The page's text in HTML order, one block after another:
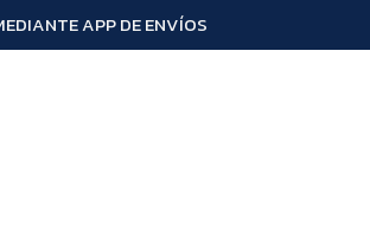
APP DE ENVÍOS